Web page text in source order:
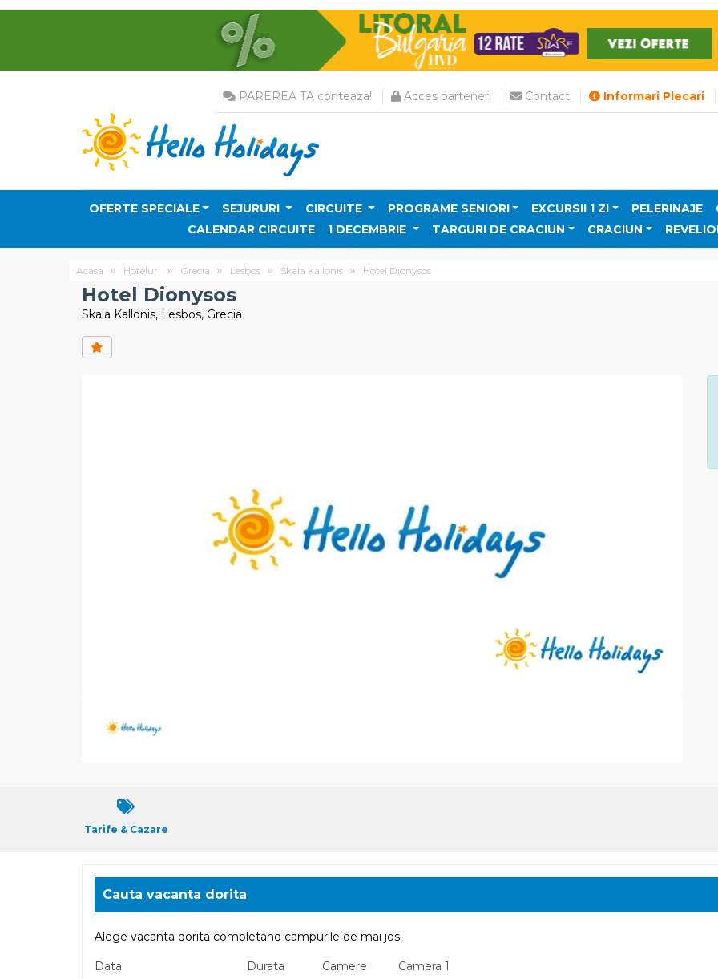
PAREREA TA conteaza! Acces parteneri Contact Informari Plecari
OFERTE SPECIALE SEJURURI CIRCUITE PROGRAME SENIORI EXCURSII 1 ZI PELERINAJE
CALENDAR CIRCUITE
1 DECEMBRIE TARGURI DE CRACIUN CRACIUN
Acasa Hoteluri Grecia Lesbos Skala Kallonis Hotel Dionysos
Hotel Dionysos
Skala Kallonis, Lesbos, Grecia
Tarife & Cazare
Cauta vacanta dorita
Alege vacanta dorita completand campurile de mai jos
Data
Durata
Camere
Camera1